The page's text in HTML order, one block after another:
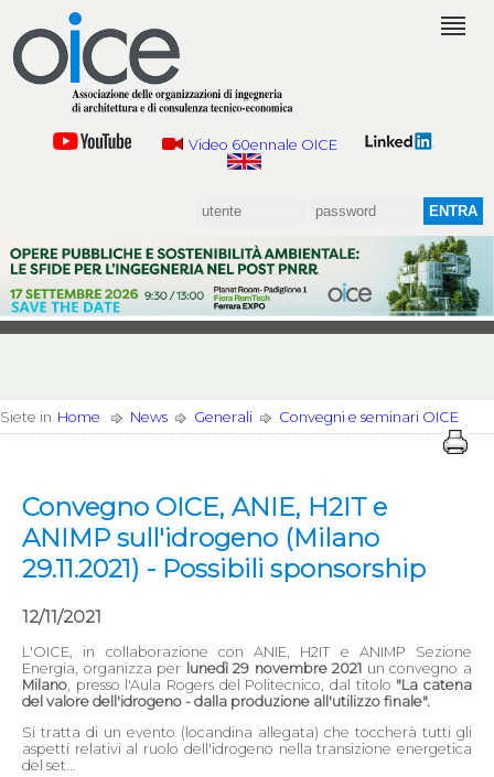
Video 60ennale OICE
Siete in Home News Generali Convegni e seminari OICE
Convegno OICE, ANIE, H2IT e
ANIMP sull'idrogeno (Milano
29.11.2021) - Possibili sponsorship
12/11/2021
L'OICE, in collaborazione con ANIE, H2IT e ANIMP Sezione
Energia, organizza per lunedì 29 novembre 2021 un convegno a
Milano, presso l'Aula Rogers del Politecnico, dal titolo "La catena
del valore dell'idrogeno - dalla produzione all'utilizzo finale".
Si tratta di un evento (locandina allegata) che toccherà tutti gli
aspetti relativi al ruolo dell'idrogeno nella transizione energetica
del set...